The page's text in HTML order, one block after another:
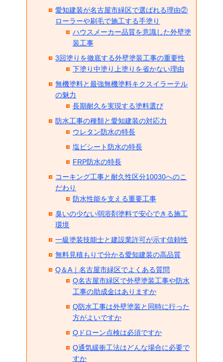
愛知建装が名古屋市緑区で選ばれる理由②
ローラーや刷毛で施工する手塗り
ハウスメーカー品質を意識した外壁塗
装工事
3回塗りを徹底する外壁塗装工事の重要性
下塗り中塗り上塗りを省かない理由
無機塗料と最強無機塗料キクスイラーテル
の魅力
長期耐久を実現する塗料選び
防水工事の種類と愛知建装の対応力
ウレタン防水の特長
塩ビシート防水の特長
FRP防水の特長
コーキング工事と耐久性区分10030へのこ
だわり
防水性能を支える重要工事
臭いの少ない弱溶剤塗料で安心できる施工
環境
一級塗装技能士と建設業許可が示す信頼性
無料見積もりで分かる愛知建装の高品質
Q＆A｜名古屋市緑区でよくある質問
Q名古屋市緑区で外壁塗装工事や防水
工事の助成金はありますか
Q防水工事は外壁塗装と同時に行った
方がよいですか
Qドローン点検は必須ですか
Q通気緩衝工法はどんな場合に必要で
すか